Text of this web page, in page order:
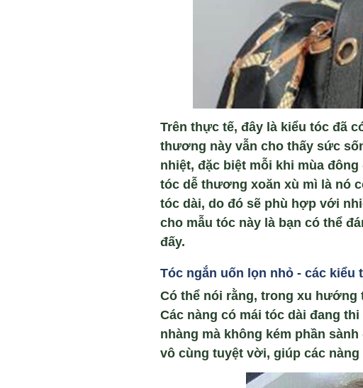
Trên thực tế, đây là kiểu tóc đã
thương này vẫn cho thấy sức
nhiệt, đặc biệt mỗi khi mùa
tóc dễ thương xoăn xù mì là nó
tóc dài, do đó sẽ phù hợp với
cho mẫu tóc này là bạn có thể
đấy.
Tóc ngắn uốn lọn nhỏ - các kiểu
Có thể nói rằng, trong xu
Các nàng có mái tóc dài đang
nhàng mà không kém phần
vô cùng tuyệt vời, giúp các